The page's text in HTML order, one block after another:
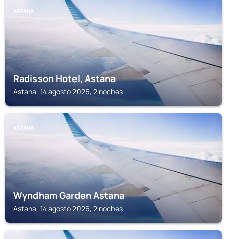
ASTANA
Radisson Hotel, Astana
Astana, 14 agosto 2026, 2 noches
ASTANA
Wyndham Garden Astana
Astana, 14 agosto 2026, 2 noches